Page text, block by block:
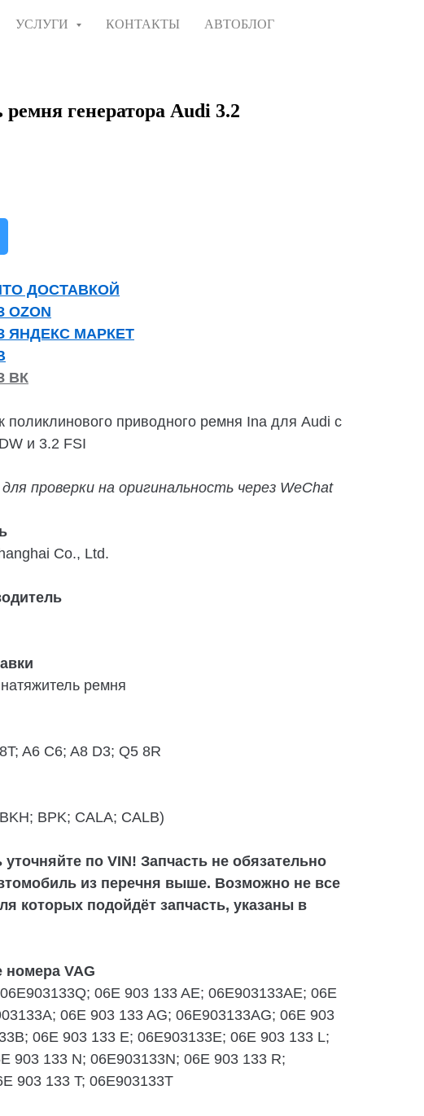
УСЛУГИ КОНТАКТЫ АВТОБЛОГ
генератора Audi 3.2
ДОСТАВКОЙ
ЯНДЕКС МАРКЕТ
ВК
поликлинового приводного ремня Ina для Audi с
и 3.2 FSI
проверки на оригинальность через WeChat
Co., Ltd.
ремня
A6 C6; A8 D3; Q5 8R
BPK; CALA; CALB)
по VIN! Запчасть не обязательно
из перечня выше. Возможно не все
которых подойдёт запчасть, указаны в
VAG
06E 903 133 AE; 06E903133AE; 06E
06E 903 133 AG; 06E903133AG; 06E 903
06E 903 133 E; 06E903133E; 06E 903 133 L;
903 133 N; 06E903133N; 06E 903 133 R;
903 133 T; 06E903133T